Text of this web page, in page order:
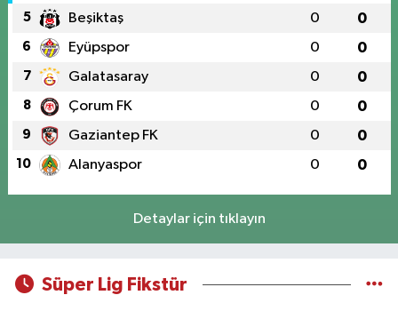
5 Beşiktaş 0 0
6 Eyüpspor 0 0
7 Galatasaray 0 0
8 Çorum FK 0 0
9 Gaziantep FK 0 0
10 Alanyaspor 0 0
Detaylar için tıklayın
Süper Lig Fikstür